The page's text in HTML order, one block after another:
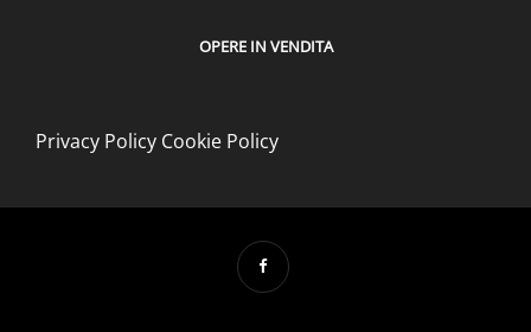
OPERE IN VENDITA
Privacy Policy Cookie Policy